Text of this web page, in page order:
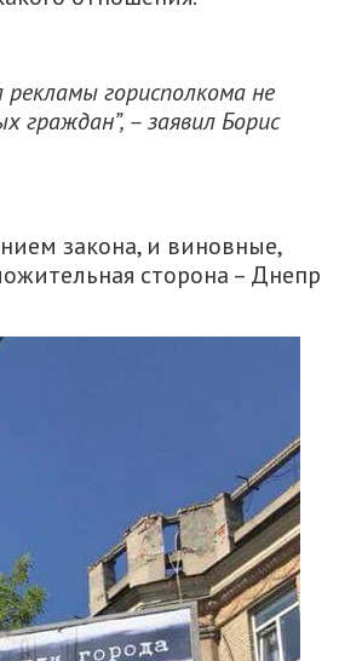
горисполкома не
– заявил Борис
закона, и виновные,
сторона – Днепр